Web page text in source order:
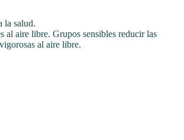
la salud.
al aire libre. Grupos sensibles reducir las
al aire libre.